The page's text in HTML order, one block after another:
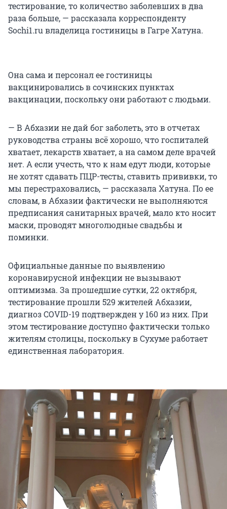
тестирование, то количество заболевших в два
раза больше, — рассказала корреспонденту
Sochi1.ru владелица гостиницы в Гагре Хатуна.
Она сама и персонал ее гостиницы
вакцинировались в сочинских пунктах
вакцинации, поскольку они работают с людьми.
— В Абхазии не дай бог заболеть, это в отчетах
руководства страны всё хорошо, что госпиталей
хватает, лекарств хватает, а на самом деле врачей
нет. А если учесть, что к нам едут люди, которые
не хотят сдавать ПЦР-тесты, ставить прививки, то
мы перестраховались, — рассказала Хатуна. По ее
словам, в Абхазии фактически не выполняются
предписания санитарных врачей, мало кто носит
маски, проводят многолюдные свадьбы и
поминки.
Официальные данные по выявлению
коронавирусной инфекции не вызывают
оптимизма. За прошедшие сутки, 22 октября,
тестирование прошли 529 жителей Абхазии,
диагноз COVID-19 подтвержден у 160 из них. При
этом тестирование доступно фактически только
жителям столицы, поскольку в Сухуме работает
единственная лаборатория.